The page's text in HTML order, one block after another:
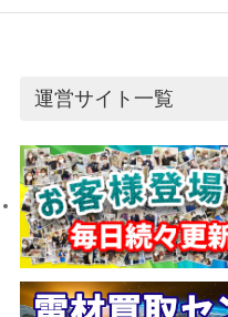
運営サイト一覧